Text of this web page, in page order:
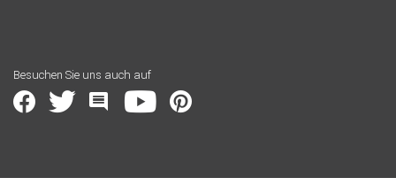
Besuchen Sie uns auch auf